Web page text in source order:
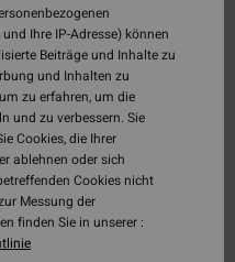
Ihre IP-Adresse) können
Beiträge und Inhalte zu
und Inhalten zu
zu erfahren, um die
und zu verbessern. Sie
Cookies, die Ihrer
ablehnen oder sich
Cookies nicht
Messung der
finden Sie in unserer :